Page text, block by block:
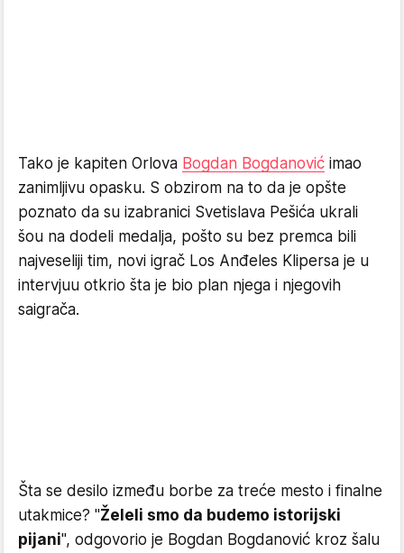
Tako je kapiten Orlova Bogdan Bogdanović imao
zanimljivu opasku. S obzirom na to da je opšte
poznato da su izabranici Svetislava Pešića ukrali
šou na dodeli medalja, pošto su bez premca bili
najveseliji tim, novi igrač Los Anđeles Klipersa je u
intervjuu otkrio šta je bio plan njega i njegovih
saigrača.
Šta se desilo između borbe za treće mesto i finalne
utakmice? "Želeli smo da budemo istorijski
pijani", odgovorio je Bogdan Bogdanović kroz šalu